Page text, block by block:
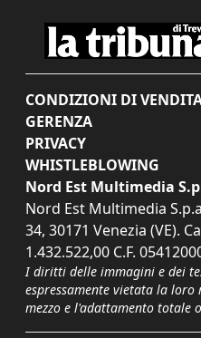
CONDIZIONI DI
GERENZA
PRIVACY
WHISTLEBLOWING
Nord Est Multimedia
Nord Est Multimedia
34, 30171 Venezia (VE).
1.432.522,00 C.F.
I diritti delle immagini e dei
espressamente vietata la
mezzo e l'adattamento totale